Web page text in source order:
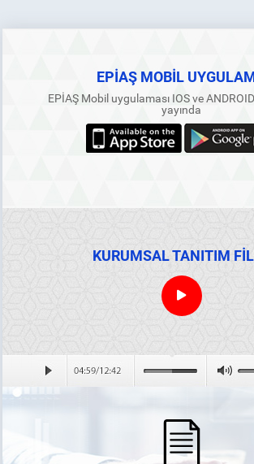
EPİAŞ MOBİL
EPİAŞ Mobil uygulaması IOS ve
yayında
KURUMSAL TANITIM